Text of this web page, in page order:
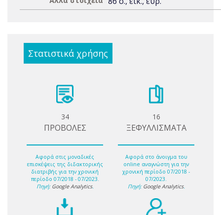
Στατιστικά χρήσης
34
ΠΡΟΒΟΛΕΣ
Αφορά στις μοναδικές
επισκέψεις της διδακτορικής
διατριβής για την χρονική
περίοδο 07/2018 - 07/2023.
Πηγή: Google Analytics.
16
ΞΕΦΥΛΛΙΣΜΑΤΑ
Αφορά στο άνοιγμα του
online αναγνώστη για την
χρονική περίοδο 07/2018 -
07/2023.
Πηγή: Google Analytics.